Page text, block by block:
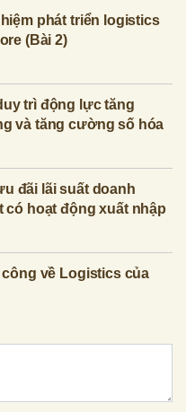
phát triển logistics
(Bài 2)
trì động lực tăng
và tăng cường số hóa
đãi lãi suất doanh
có hoạt động xuất nhập
về Logistics của